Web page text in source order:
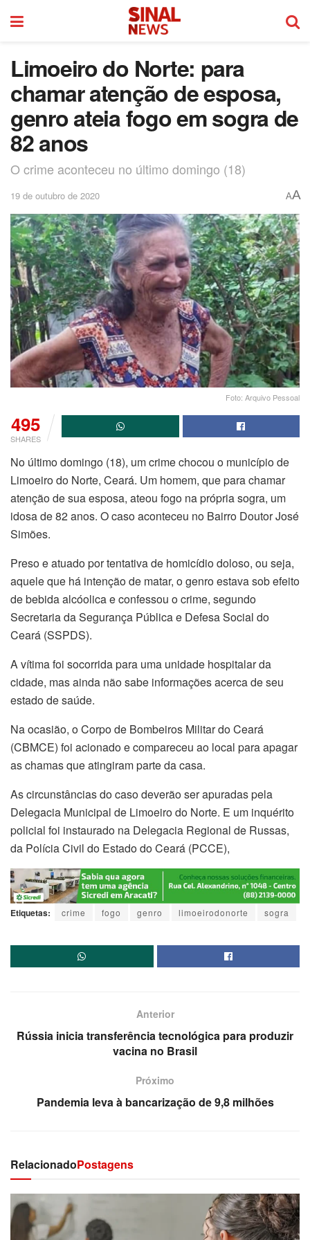
Limoeiro do Norte: para
chamar atenção de esposa,
genro ateia fogo em sogra de
82 anos
O crime aconteceu no último domingo (18)
19 de outubro de 2020 AA
Foto: Arquivo Pessoal
495
SHARES
No último domingo (18), um crime chocou o município de
Limoeiro do Norte, Ceará. Um homem, que para chamar
atenção de sua esposa, ateou fogo na própria sogra, um
idosa de 82 anos. O caso aconteceu no Bairro Doutor José
Simões.
Preso e atuado por tentativa de homicídio doloso, ou seja,
aquele que há intenção de matar, o genro estava sob efeito
de bebida alcóolica e confessou o crime, segundo
Secretaria da Segurança Pública e Defesa Social do
Ceará (SSPDS).
A vítima foi socorrida para uma unidade hospitalar da
cidade, mas ainda não sabe informações acerca de seu
estado de saúde.
Na ocasião, o Corpo de Bombeiros Militar do Ceará
(CBMCE) foi acionado e compareceu ao local para apagar
as chamas que atingiram parte da casa.
As circunstâncias do caso deverão ser apuradas pela
Delegacia Municipal de Limoeiro do Norte. E um inquérito
policial foi instaurado na Delegacia Regional de Russas,
da Polícia Civil do Estado do Ceará (PCCE),
Etiquetas: crime fogo genro limoeirodonorte sogra
Anterior
Rússia inicia transferência tecnológica para produzir
vacina no Brasil
Próximo
Pandemia leva à bancarização de 9,8 milhões
RelacionadoPostagens